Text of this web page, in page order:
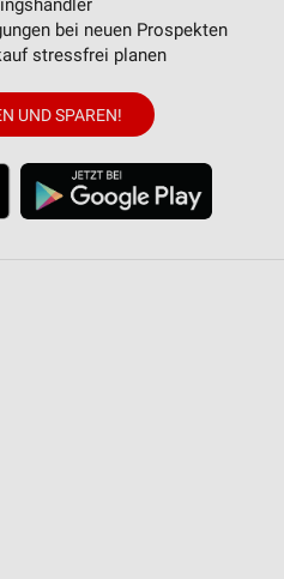
bei neuen Prospekten
stressfrei planen
UND SPAREN!